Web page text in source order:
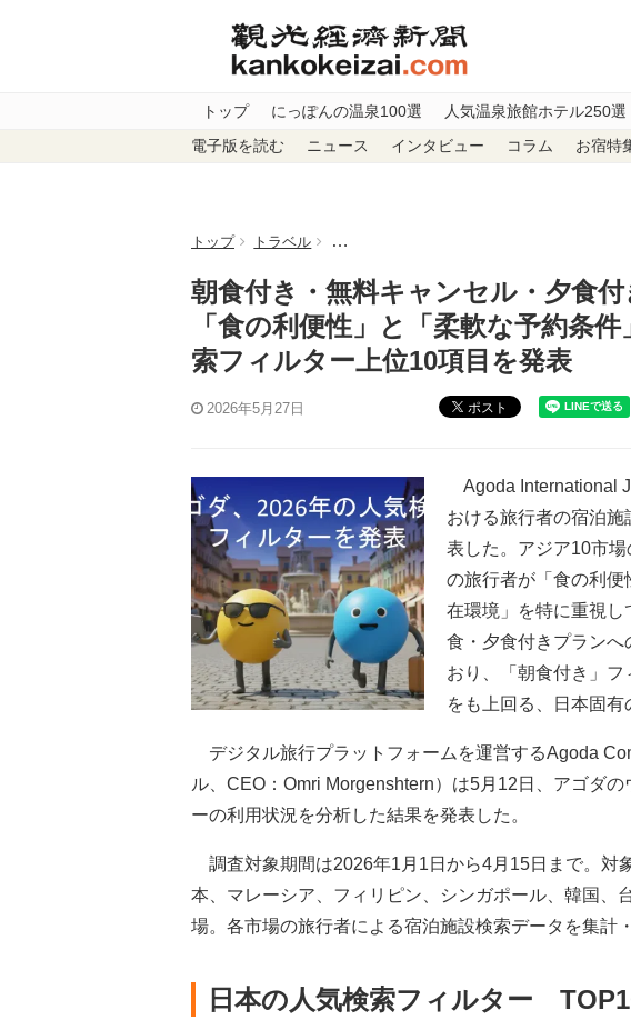
トップ にっぽんの温泉100選 人気温泉旅館ホテル250選
電子版を読む ニュース インタビュー コラム お宿特
トップ トラベル 朝食付き・無料キャンセル・夕食付き——日
朝食付き・無料キャンセル・夕食
「食の利便性」と「柔軟な予約条
索フィルター上位10項目を発表
2026年5月27日 ポスト
Agoda International
おける旅行者の宿泊
表した。アジア10市
の旅行者が「食の利
在環境」を特に重視し
食・夕食付きプランへ
おり、「朝食付き」
をも上回る、日本固有
デジタル旅行プラットフォームを運営するAgoda
ル、CEO：Omri Morgenshtern）は5月12日、アゴダ
ーの利用状況を分析した結果を発表した。
調査対象期間は2026年1月1日から4月15日まで。対
本、マレーシア、フィリピン、シンガポール、韓国、
場。各市場の旅行者による宿泊施設検索データを集計
日本の人気検索フィルター